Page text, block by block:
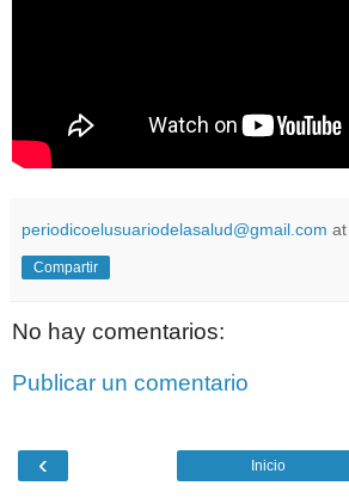
periodicoelusuariodelasalud@gmail.com at
Compartir
No hay comentarios:
Publicar un comentario
‹ Inicio